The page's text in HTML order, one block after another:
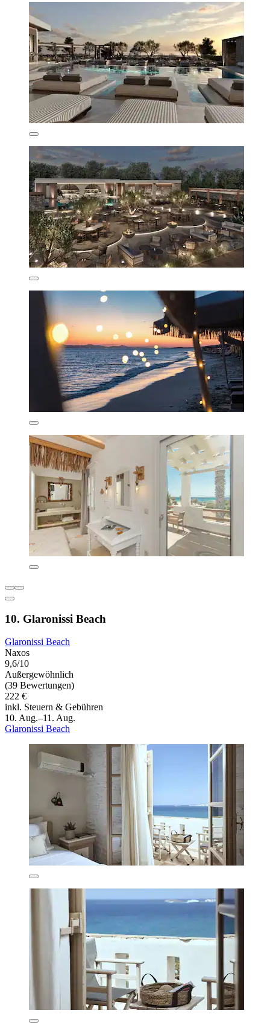
10. Glaronissi Beach
Glaronissi Beach
Naxos
9,6/10
Außergewöhnlich
(39 Bewertungen)
222 €
inkl. Steuern & Gebühren
10. Aug.–11. Aug.
Glaronissi Beach